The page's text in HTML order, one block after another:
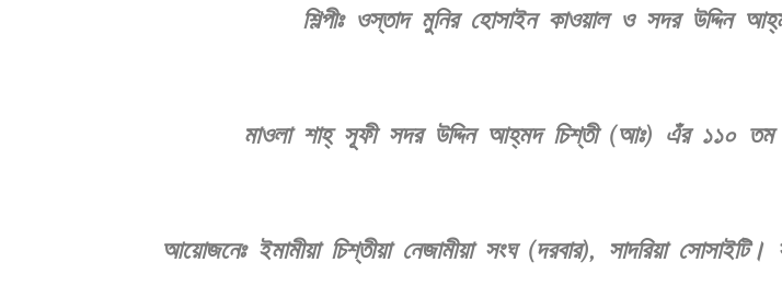
শিল্পীঃ ওস্তাদ মুনির হোসাইন কাওয়াল ও সদর উদ্দিন
মাওলা শাহ্‌ সূফী সদর উদ্দিন আহ্‌মদ চিশ্‌তী (আঃ) এঁর ১১০
আয়োজনেঃ ইমামীয়া চিশ্‌তীয়া নেজামীয়া সংঘ (দরবার), সাদরিয়া